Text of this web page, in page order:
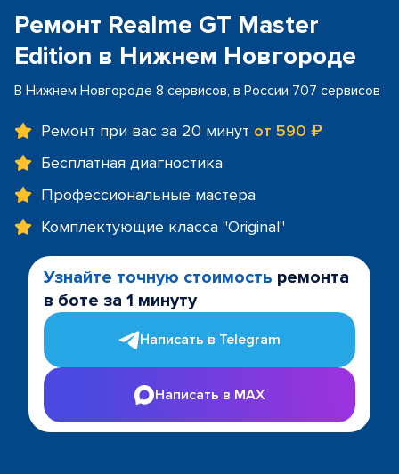
Ремонт Realme GT Master
Edition в Нижнем Новгороде
В Нижнем Новгороде 8 сервисов, в России 707 сервисов
Ремонт при вас за 20 минут от 590 ₽
Бесплатная диагностика
Профессиональные мастера
Комплектующие класса "Original"
Узнайте точную стоимость ремонта
в боте за 1 минуту
Написать в Telegram
Написать в MAX